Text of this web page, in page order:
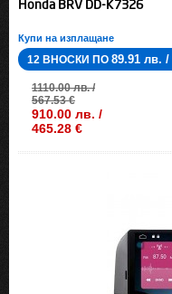
Honda BRV DD-K7326
Купи на изплащане
12 ВНОСКИ ПО 89.91 лв. /
1110.00 лв. /
567.53 €
910.00 лв. /
465.28 €